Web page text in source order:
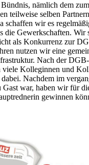
nämlich dem
teilweise selben
schaffen wir es
die Gewerkschaften. Wir
als Konkurrenz zur
nutzen wir eine
Nach der
viele Kolleginnen und
Nachdem im
Gast war, haben wir für
gewinnen